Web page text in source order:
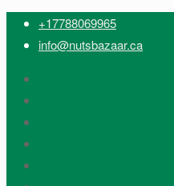
+17788069965
info@nutsbazaar.ca